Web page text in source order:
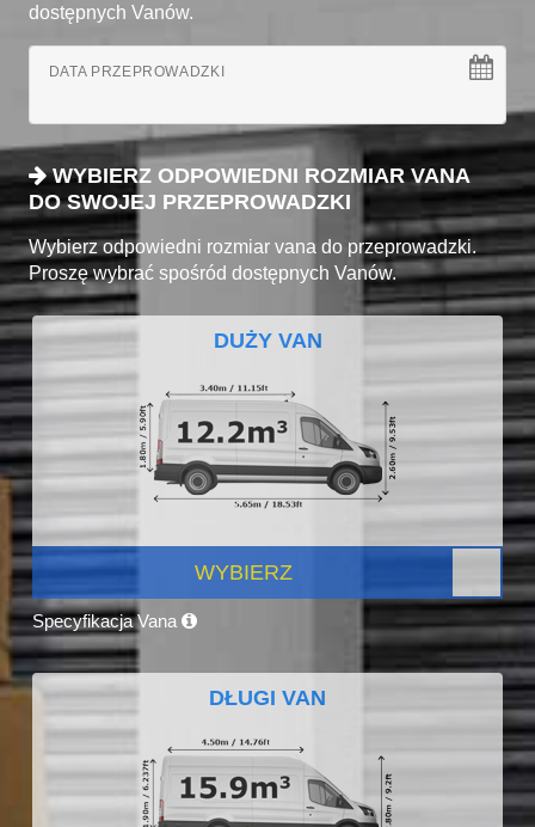
dostępnych Vanów.
DATA PRZEPROWADZKI
WYBIERZ ODPOWIEDNI ROZMIAR VANA
DO SWOJEJ PRZEPROWADZKI
Wybierz odpowiedni rozmiar vana do przeprowadzki.
Proszę wybrać spośród dostępnych Vanów.
DUŻY VAN
WYBIERZ
Specyfikacja Vana
DŁUGI VAN